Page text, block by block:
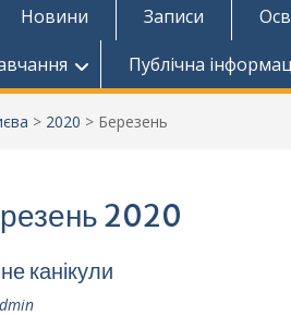
Новини Записи
Публічна
> 2020 > Березень
2020
канікули